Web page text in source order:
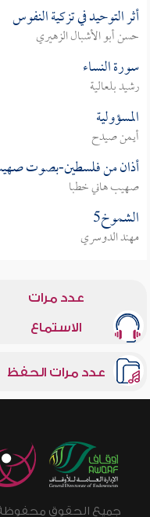
أثر التوحيد في تزكية النفوس
حسن أبو الأشبال الزهيري
سورة النساء
رشيد بلعالية
المسؤولية
أيمن صيدح
أذان من فلسطين-بصوت
صهيب هاني خطبا
الشموخ5
مهند الدوسري
عدد مرات
الاستماع
عدد مرات الحفظ
جميع الحقوق محفوظة © 2026 - 1998 لشبكة